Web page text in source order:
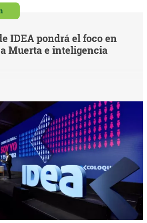
IDEA pondrá el foco en
Muerta e inteligencia